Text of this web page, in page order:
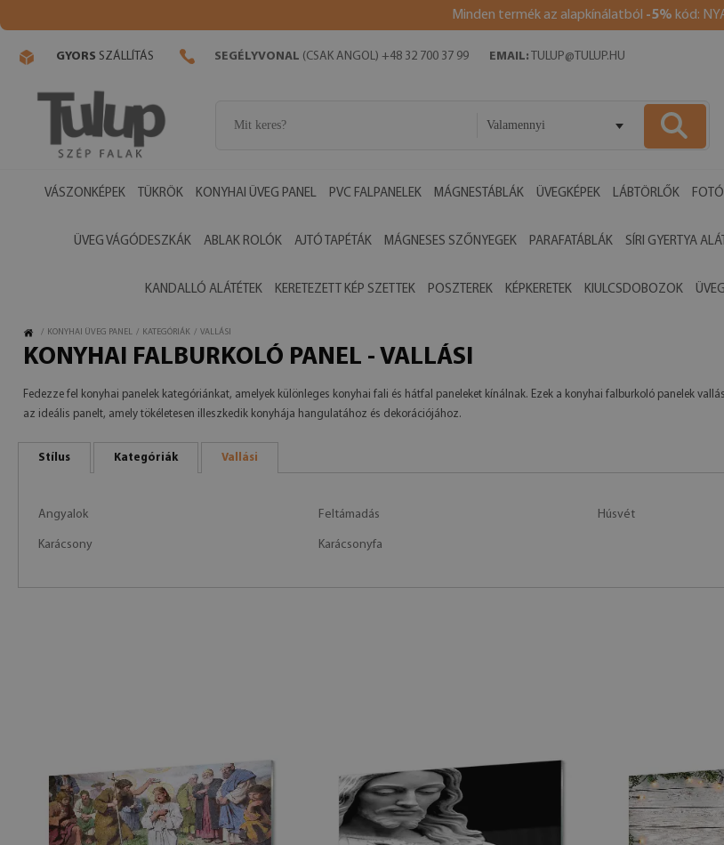
Minden termék az alapkínálatból -5% kód:
GYORS SZÁLLÍTÁS SEGÉLYVONAL (CSAK ANGOL) +48 32 700 37 99 EMAIL: TULUP@TULUP.HU
Valamennyi
VÁSZONKÉPEK TÜKRÖK KONYHAI ÜVEG PANEL PVC FALPANELEK MÁGNESTÁBLÁK ÜVEGKÉPEK LÁBTÖRLŐK
ÜVEG VÁGÓDESZKÁK ABLAK ROLÓK AJTÓ TAPÉTÁK MÁGNESES SZŐNYEGEK PARAFATÁBLÁK SÍRI GYERTYA
KANDALLÓ ALÁTÉTEK KERETEZETT KÉP SZETTEK POSZTEREK KÉPKERETEK KIULCSDOBOZOK
/ KONYHAI ÜVEG PANEL / KATEGÓRIÁK / VALLÁSI
KONYHAI FALBURKOLÓ PANEL - VALLÁSI
Fedezze fel konyhai panelek kategóriánkat, amelyek különleges konyhai fali és hátfal paneleket kínálnak. Ezek a konyhai falburkoló panelek
az ideális panelt, amely tökéletesen illeszkedik konyhája hangulatához és dekorációjához.
Stílus Kategóriák Vallási
Angyalok Feltámadás Húsvét
Karácsony Karácsonyfa